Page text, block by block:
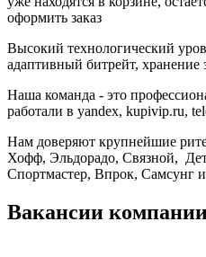
оформить заказ
Высокий технологический
адаптивный битрейт, хранение
Наша команда - это
работали в yandex, kupivip.ru,
Нам доверяют крупнейшие
Хофф, Эльдорадо, Связной,
Спортмастер, Впрок, Самсунг
Вакансии